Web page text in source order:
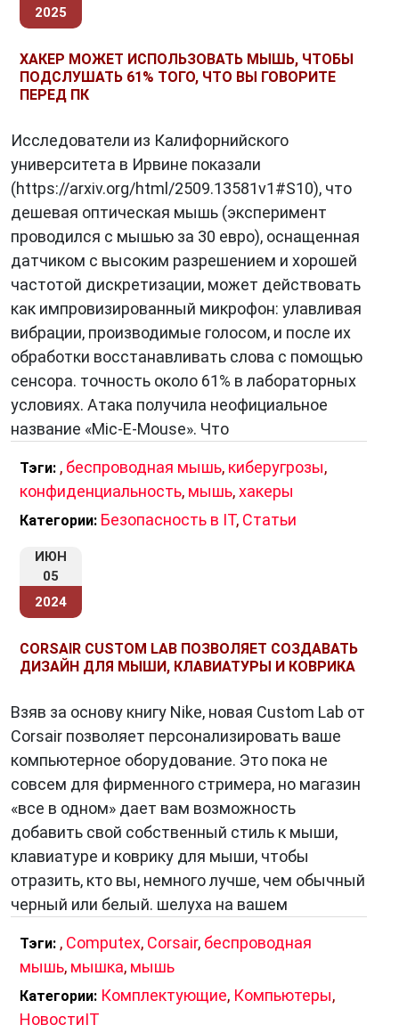
Преимущества беспроводной
компьютерной мыши
Свобода движений:Одним из главных
преимуществ беспроводной мыши является
ограничен длиной провода и может
управлять мышью с разных точек комнаты,
не ограничиваясь радиусом действия
провода.
Портативность:Беспроводные мыши
обычно компактны и легки, что делает их
отличным вариантом для использования в
путешествиях или вне дома.
Äстетика и удобство:Отсутствие провода
придает рабочему столу более аккуратный
вид, а также позволяет избежать
запутывания проводов.
Разнообразие технологий:
технологии подключения, позволяя выбрать
наиболее удобный вариант для конкретных
потребностей.
Инновационные функции:
беспроводные мыши оборудованы
дополнительными функциями, такими как
программируемые кнопки, сенсорные
поверхности и даже жесты, что улучшает
пользовательский опыт.
Как выбрать подходящую
беспроводную мышь?
Тип подключения:Рассмотрите, какой тип
подключения будет наиболее удобным для
вас – Bluetooth, радиочастотное соединение
или другой вариант.
Эргономика:Обратите внимание на форму и
размер мыши. Выберите модель, которая
лежит удобно в вашей руке и позволяет
работать без напряжения.
дополнительные функции, такие как
2025
ХАКЕР МОЖЕТ ИСПОЛЬЗОВАТЬ МЫШЬ, ЧТОБЫ
ПОДСЛУШАТЬ 61% ТОГО, ЧТО ВЫ ГОВОРИТЕ
ПЕРЕД ПК
Исследователи из Калифорнийского
университета в Ирвине показали
(https://arxiv.org/html/2509.13581v1#S10), что
дешевая оптическая мышь (эксперимент
проводился с мышью за 30 евро), оснащенная
датчиком с высоким разрешением и хорошей
частотой дискретизации, может действовать
как импровизированный микрофон: улавливая
вибрации, производимые голосом, и после их
обработки восстанавливать слова с помощью
сенсора. точность около 61% в лабораторных
условиях. Атака получила неофициальное
название «Mic-E-Mouse». Что
Тэги: , беспроводная мышь, киберугрозы,
конфиденциальность, мышь,хакеры
Категории: Безопасность в IT, Статьи
ИЮН
05
2024
CORSAIR CUSTOM LAB ПОЗВОЛЯЕТ СОЗДАВАТЬ
ДИЗАЙН ДЛЯ МЫШИ, КЛАВИАТУРЫ И КОВРИКА
Взяв за основу книгу Nike, новая Custom Lab от
Corsair позволяет персонализировать ваше
компьютерное оборудование. Это пока не
совсем для фирменного стримера, но магазин
«все в одном» дает вам возможность
добавить свой собственный стиль к мыши,
клавиатуре и коврику для мыши, чтобы
отразить, кто вы, немного лучше, чем обычный
черный или белый. шелуха на вашем
Тэги: , Computex, Corsair, беспроводная
мышь, мышка, мышь
Категории: Комплектующие, Компьютеры,
НовостиIT